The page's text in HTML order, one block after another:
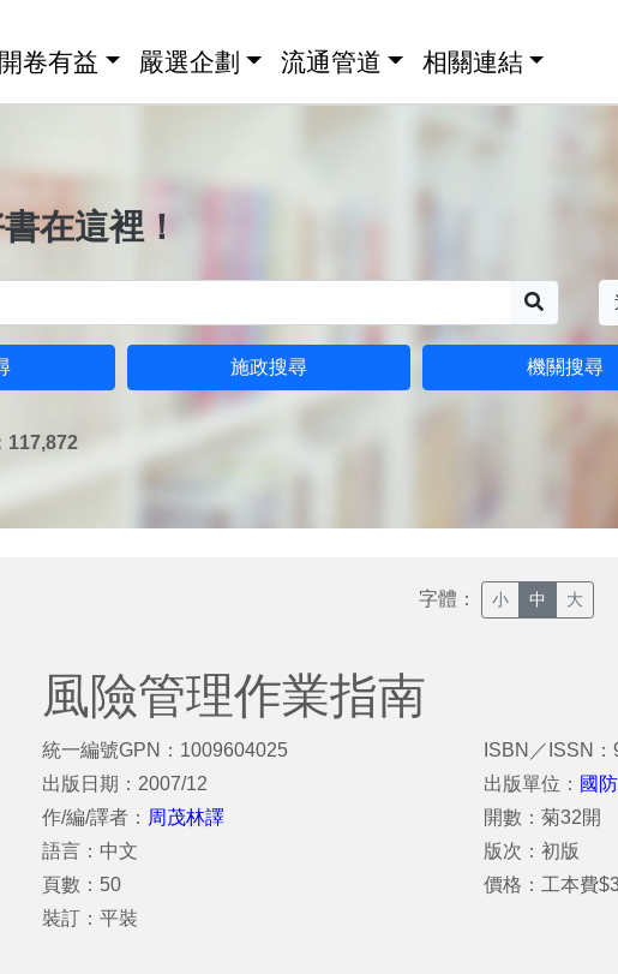
卷有益 嚴選企劃 流通管道 相關連結
在這裡！
施政搜尋 機關搜尋
117,872
字體： 小 中 大
風險管理作業指南
統一編號GPN：1009604025
出版日期：2007/12
作/編/譯者： 周茂林譯
語言：中文
頁數：50
裝訂：平裝
ISBN／ISSN
出版單位： 國
開數：菊32開
版次：初版
價格：工本費